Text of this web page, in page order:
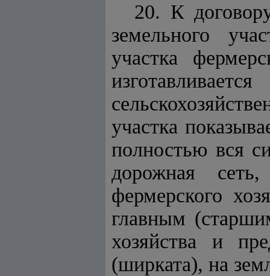
20. К
земельного
участка
участка
полностью вся
дорожная
фермерского
главным
хозяйства и
(ширката), на